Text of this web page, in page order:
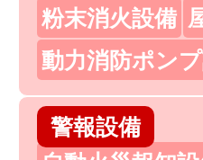
粉末消火設備
動力消防ポン
警報設備